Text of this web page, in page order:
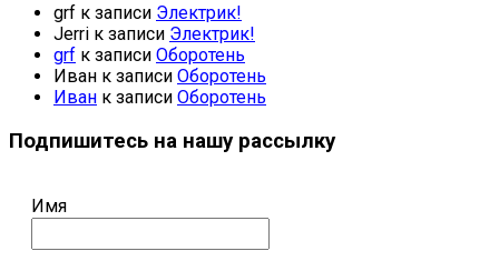
grf к записи Электрик!
Jerri к записи Электрик!
grf к записи Оборотень
Иван к записи Оборотень
Иван к записи Оборотень
Подпишитесь на нашу рассылку
Имя